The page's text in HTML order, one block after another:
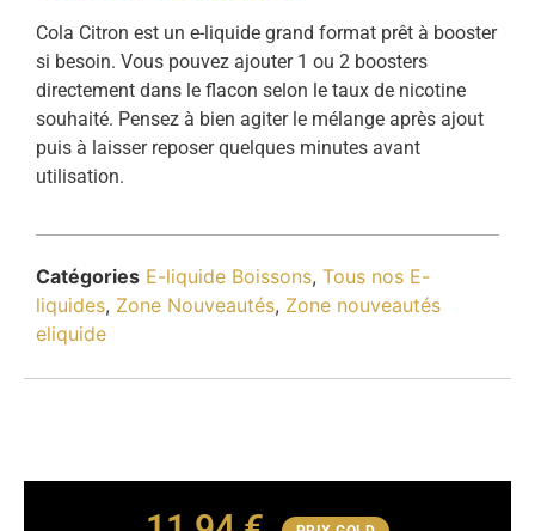
Cola Citron est un e-liquide grand format prêt à booster
si besoin. Vous pouvez ajouter 1 ou 2 boosters
directement dans le flacon selon le taux de nicotine
souhaité. Pensez à bien agiter le mélange après ajout
puis à laisser reposer quelques minutes avant
utilisation.
Catégories E-liquide Boissons, Tous nos E-
liquides, Zone Nouveautés, Zone nouveautés
eliquide